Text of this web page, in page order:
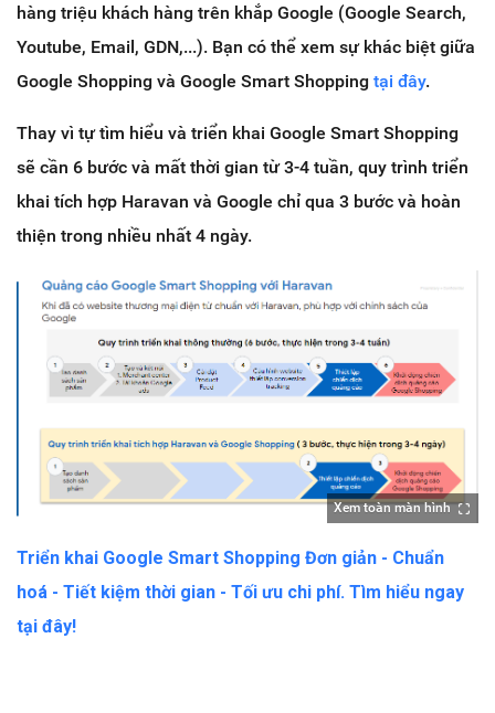
hàng triệu khách hàng trên khắp Google (Google Search,
Youtube, Email, GDN,...). Bạn có thể xem sự khác biệt giữa
Google Shopping và Google Smart Shopping tại đây.
Thay vì tự tìm hiểu và triển khai Google Smart Shopping
sẽ cần 6 bước và mất thời gian từ 3-4 tuần, quy trình triển
khai tích hợp Haravan và Google chỉ qua 3 bước và hoàn
thiện trong nhiều nhất 4 ngày.
Xem toàn màn hình
Triển khai Google Smart Shopping Đơn giản - Chuẩn
hoá - Tiết kiệm thời gian - Tối ưu chi phí. Tìm hiểu ngay
tại đây!